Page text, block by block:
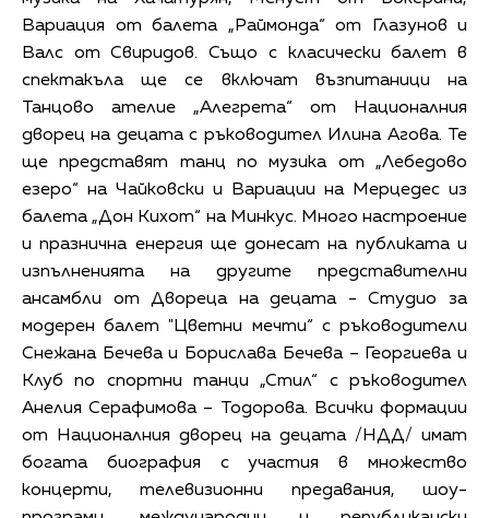
Вариация от балета „Раймонда“ от Глазунов и
Валс от Свиридов. Също с класически балет в
спектакъла ще се включат възпитаници на
Танцово ателие „Алегрета“ от Националния
дворец на децата с ръководител Илина Агова. Те
ще представят танц по музика от „Лебедово
езеро“ на Чайковски и Вариации на Мерцедес из
балета „Дон Кихот“ на Минкус. Много настроение
и празнична енергия ще донесат на публиката и
изпълненията на другите представителни
ансамбли от Двореца на децата - Студио за
модерен балет "Цветни мечти“ с ръководители
Снежана Бечева и Борислава Бечева – Георгиева и
Клуб по спортни танци „Стил“ с ръководител
Анелия Серафимова – Тодорова. Всички формации
от Националния дворец на децата /НДД/ имат
богата биография с участия в множество
концерти, телевизионни предавания, шоу-